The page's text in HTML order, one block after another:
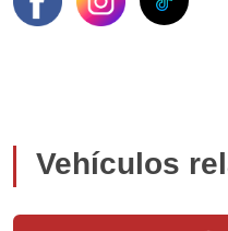
Vehículos